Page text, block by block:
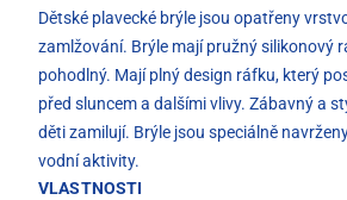
Dětské plavecké brýle jsou opatřeny
zamlžování. Brýle mají pružný silikonový
pohodlný. Mají plný design ráfku, který
před sluncem a dalšími vlivy. Zábavný a
děti zamilují. Brýle jsou speciálně
vodní aktivity.
VLASTNOSTI